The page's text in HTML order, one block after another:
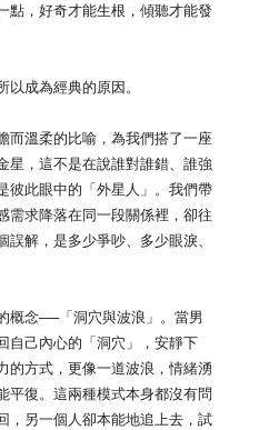
點，好奇才能生根，傾聽才能發
成為經典的原因。
溫柔的比喻，為我們搭了一座
星，這不是在說誰對誰錯、誰強
彼此眼中的「外星人」。我們帶
需求降落在同一段關係裡，卻往
解，是多少爭吵、多少眼淚、
念──「洞穴與波浪」。當男
自己內心的「洞穴」，安靜下
的方式，更像一道波浪，情緒湧
平復。這兩種模式本身都沒有問
，另一個人卻本能地追上去，試